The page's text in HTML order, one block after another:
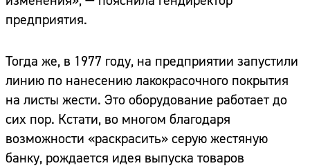
предприятия.
Тогда же, в 1977 году, на предприятии запустили
линию по нанесению лакокрасочного покрытия
на листы жести. Это оборудование работает до
сих пор. Кстати, во многом благодаря
возможности «раскрасить» серую жестяную
банку, рождается идея выпуска товаров